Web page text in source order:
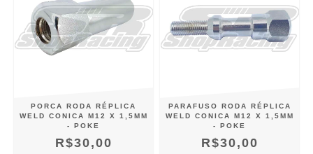
PORCA RODA RÉPLICA
WELD CONICA M12 X 1,5MM
- POKE
R$30,00
PARAFUSO RODA RÉPLICA
WELD CONICA M12 X 1,5MM
- POKE
R$30,00